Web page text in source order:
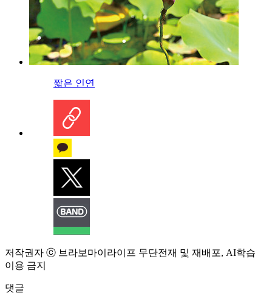
짧은 인연
저작권자 ⓒ 브라보마이라이프 무단전재 및 재배포, AI학습
이용 금지
댓글